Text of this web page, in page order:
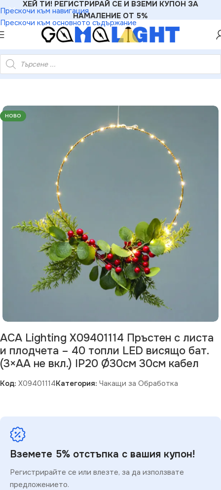
Прескочи към навигация
Прескочи към основното съдържание
ХЕЙ ТИ! РЕГИСТРИРАЙ СЕ И ВЗЕМИ КУПОН ЗА
НАМАЛЕНИЕ ОТ 5%
LED висящо бат. (3×AA не вкл.) IP20 Ø30см 30см кабел
НОВО
ACA Lighting X09401114 Пръстен с листа
и плодчета – 40 топли LED висящо бат.
(3×AA не вкл.) IP20 Ø30см 30см кабел
Код: X09401114Категория: Чакащи за Обработка
Вземете 5% отстъпка с вашия купон!
Регистрирайте се или влезте, за да използвате
предложението.